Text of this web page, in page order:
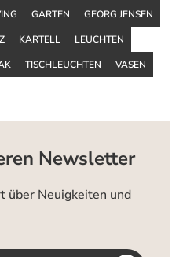
GARTEN
GEORG JENSEN
KARTELL
LEUCHTEN
TISCHLEUCHTEN
VASEN
Newsletter
über Neuigkeiten und